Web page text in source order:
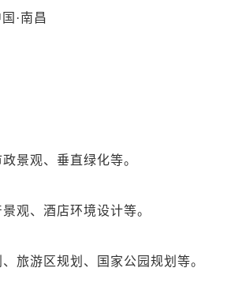
·南昌
景观、垂直绿化等。
观、酒店环境设计等。
旅游区规划、国家公园规划等。